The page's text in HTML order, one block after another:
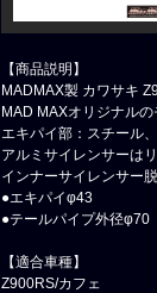
【商品説明】
MADMAX製 カワサキ
MAD MAXオリジナルの
エキパイ部：スチール
アルミサイレンサーは
インナーサイレンサー脱
●エキパイφ43
●テールパイプ外径φ70
【適合車種】
Z900RS/カフェ